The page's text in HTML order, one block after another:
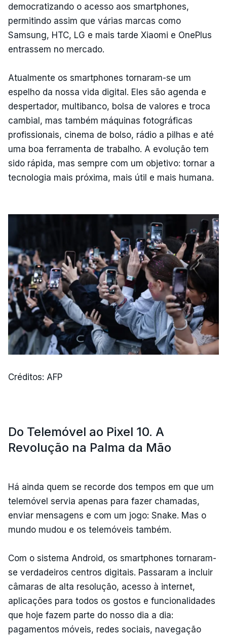
democratizando o acesso aos smartphones,
permitindo assim que várias marcas como
Samsung, HTC, LG e mais tarde Xiaomi e OnePlus
entrassem no mercado.
Atualmente os smartphones tornaram-se um
espelho da nossa vida digital. Eles são agenda e
despertador, multibanco, bolsa de valores e troca
cambial, mas também máquinas fotográficas
profissionais, cinema de bolso, rádio a pilhas e até
uma boa ferramenta de trabalho. A evolução tem
sido rápida, mas sempre com um objetivo: tornar a
tecnologia mais próxima, mais útil e mais humana.
Créditos: AFP
Do Telemóvel ao Pixel 10. A
Revolução na Palma da Mão
Há ainda quem se recorde dos tempos em que um
telemóvel servia apenas para fazer chamadas,
enviar mensagens e com um jogo: Snake. Mas o
mundo mudou e os telemóveis também.
Com o sistema Android, os smartphones tornaram-
se verdadeiros centros digitais. Passaram a incluir
câmaras de alta resolução, acesso à internet,
aplicações para todos os gostos e funcionalidades
que hoje fazem parte do nosso dia a dia:
pagamentos móveis, redes sociais, navegação